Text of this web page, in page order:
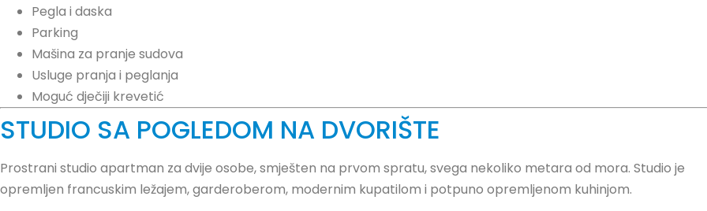
Pegla i daska
Parking
Mašina za pranje sudova
Usluge pranja i peglanja
Moguć dječiji krevetić
STUDIO SA POGLEDOM NA DVORIŠTE
Prostrani studio apartman za dvije osobe, smješten na prvom spratu, svega nekoliko metara od mora. Studio je
opremljen francuskim ležajem, garderoberom, modernim kupatilom i potpuno opremljenom kuhinjom.